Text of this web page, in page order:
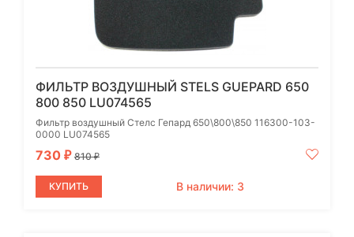
ФИЛЬТР ВОЗДУШНЫЙ STELS GUEPARD 650
800 850 LU074565
Фильтр воздушный Стелс Гепард 650\800\850 116300-103-
0000 LU074565
730 ₽ 810₽
КУПИТЬ В наличии: 3